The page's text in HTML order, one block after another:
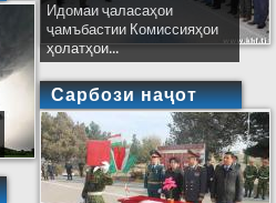
Идомаи ҷаласаҳои
ҷамъбастии Комиссияҳои
ҳолатҳои...
Сарбози наҷот